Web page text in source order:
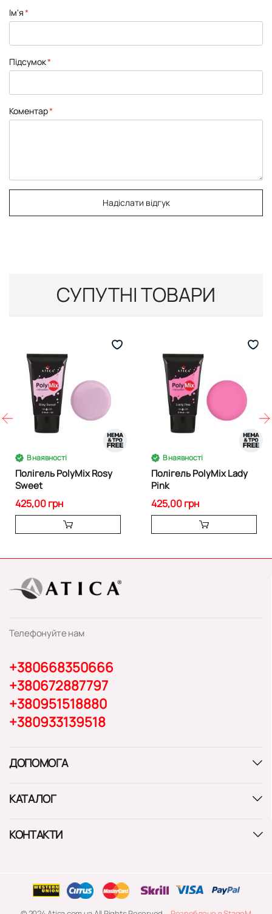
star
stars
stars
stars
stars
Ім'я
Підсумок
Коментар
Надіслати відгук
СУПУТНІ ТОВАРИ
В наявності
Полігель PolyMix Rosy
Sweet
425,00 грн
В наявності
Полігель PolyMix Lady
Pink
425,00 грн
Телефонуйте нам
+380668350666
+380672887797
+380951518880
+380933139518
ДОПОМОГА
КАТАЛОГ
КОНТАКТИ